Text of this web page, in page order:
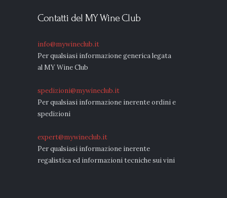
Contatti del MY Wine Club
info@mywineclub.it
Per qualsiasi informazione generica legata
al MY Wine Club
spedizioni@mywineclub.it
Per qualsiasi informazione inerente ordini e
spedizioni
expert@mywineclub.it
Per qualsiasi informazione inerente
regalistica ed informazioni tecniche sui vini